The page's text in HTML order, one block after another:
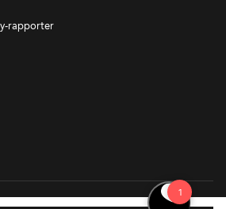
rapporter